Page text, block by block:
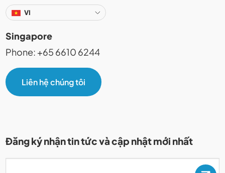
VI
Singapore
Phone: +65 6610 6244
Liên hệ chúng tôi
Đăng ký nhận tin tức và cập nhật mới nhất